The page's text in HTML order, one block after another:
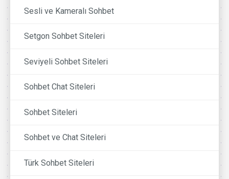
Sesli ve Kameralı Sohbet
Setgon Sohbet Siteleri
Seviyeli Sohbet Siteleri
Sohbet Chat Siteleri
Sohbet Siteleri
Sohbet ve Chat Siteleri
Türk Sohbet Siteleri